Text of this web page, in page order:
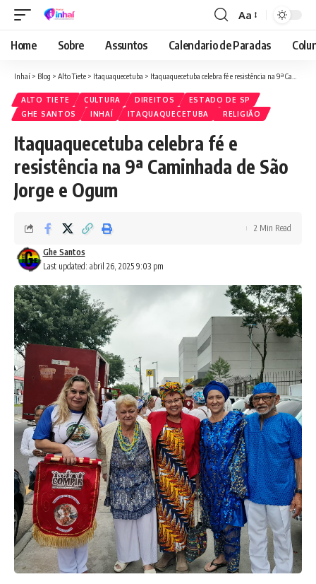
Font
Resizer
Aa
Home Sobre Assuntos Calendario de Paradas
Inhaí > Blog > Alto Tiete > Itaquaquecetuba > Itaquaquecetuba celebra fé e resistência na 9ª Caminhada de São Jorge e Ogum
ALTO TIETE CULTURA DIREITOS
ESTADO DE SP
GHE SANTOS
INHAÍ ITAQUAQUECETUBA RELIGIÃO
Itaquaquecetuba celebra fé e
resistência na 9ª Caminhada de São
Jorge e Ogum
Last updated: abril 26, 2025 9:03 pm
Ghe Santos
2 Min Read